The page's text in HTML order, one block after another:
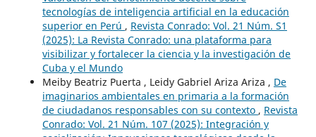
tecnologías de inteligencia artificial en la educación
superior en Perú , Revista Conrado: Vol. 21 Núm. S1
(2025): La Revista Conrado: una plataforma para
visibilizar y fortalecer la ciencia y la investigación de
Cuba y el Mundo
Meiby Beatriz Puerta , Leidy Gabriel Ariza Ariza , De
imaginarios ambientales en primaria a la formación
de ciudadanos responsables con su contexto , Revista
Conrado: Vol. 21 Núm. 107 (2025): Integración y